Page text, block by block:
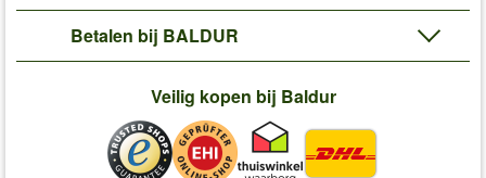
Betalen bij BALDUR
Veilig kopen bij Baldur